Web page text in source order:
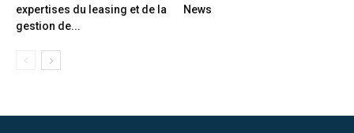
expertises du leasing et de la
gestion de...
News